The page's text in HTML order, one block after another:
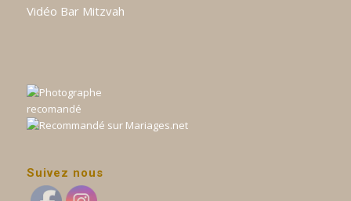
Vidéo Bar Mitzvah
Suivez nous